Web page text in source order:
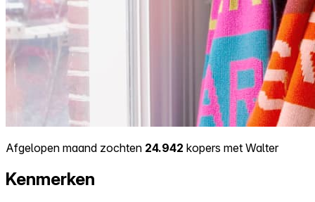
Afgelopen maand zochten 24.942 kopers met Walter
Kenmerken